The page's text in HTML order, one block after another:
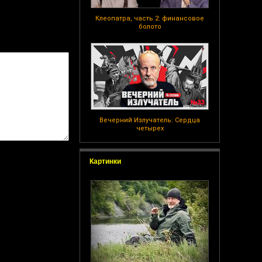
Клеопатра, часть 2: финансовое
болото
Вечерний Излучатель: Сердца
четырех
Картинки